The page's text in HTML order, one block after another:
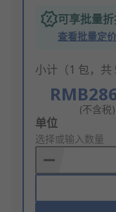
可享批量
查看批量定
小计（1 包，共
(不含税)
Add
to
Basket
单位
选择或输入数量